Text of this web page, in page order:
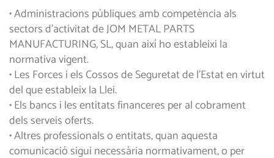
• Administracions públiques amb competència als
sectors d’activitat de JOM METAL PARTS
MANUFACTURING, SL, quan així ho estableixi la
normativa vigent.
• Les Forces i els Cossos de Seguretat de l’Estat en virtut
del que estableix la Llei.
• Els bancs i les entitats financeres per al cobrament
dels serveis oferts.
• Altres professionals o entitats, quan aquesta
comunicació sigui necessària normativament, o per